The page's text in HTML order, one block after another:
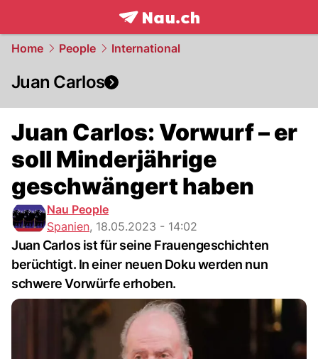
frontpage.NAU.ch
Home People International
Juan Carlos
Juan Carlos: Vorwurf – er
soll Minderjährige
geschwängert haben
Nau People
Spanien, 18.05.2023 - 14:02
Juan Carlos ist für seine Frauengeschichten
berüchtigt. In einer neuen Doku werden nun
schwere Vorwürfe erhoben.